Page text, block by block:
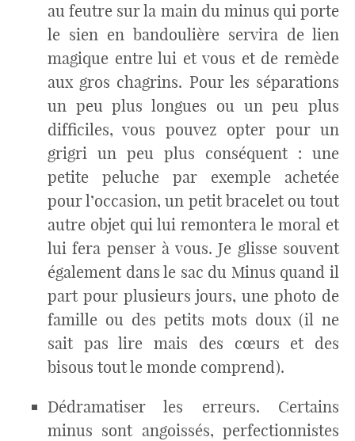
au feutre sur la main du minus qui porte
le sien en bandoulière servira de lien
magique entre lui et vous et de remède
aux gros chagrins. Pour les séparations
un peu plus longues ou un peu plus
difficiles, vous pouvez opter pour un
grigri un peu plus conséquent : une
petite peluche par exemple achetée
pour l’occasion, un petit bracelet ou tout
autre objet qui lui remontera le moral et
lui fera penser à vous. Je glisse souvent
également dans le sac du Minus quand il
part pour plusieurs jours, une photo de
famille ou des petits mots doux (il ne
sait pas lire mais des cœurs et des
bisous tout le monde comprend).
Dédramatiser les erreurs. Certains
minus sont angoissés, perfectionnistes